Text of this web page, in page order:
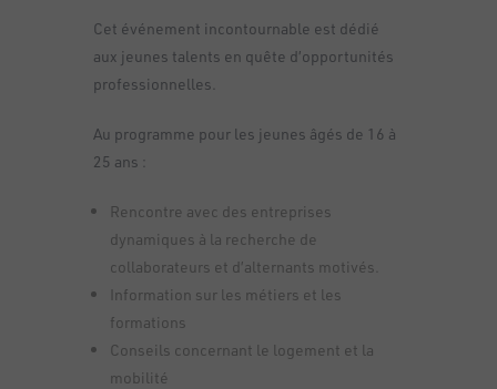
Cet événement incontournable est dédié
aux jeunes talents en quête d’opportunités
professionnelles.
Au programme pour les jeunes âgés de 16 à
25 ans :
Rencontre avec des entreprises
dynamiques à la recherche de
collaborateurs et d’alternants motivés.
Information sur les métiers et les
formations
Conseils concernant le logement et la
mobilité